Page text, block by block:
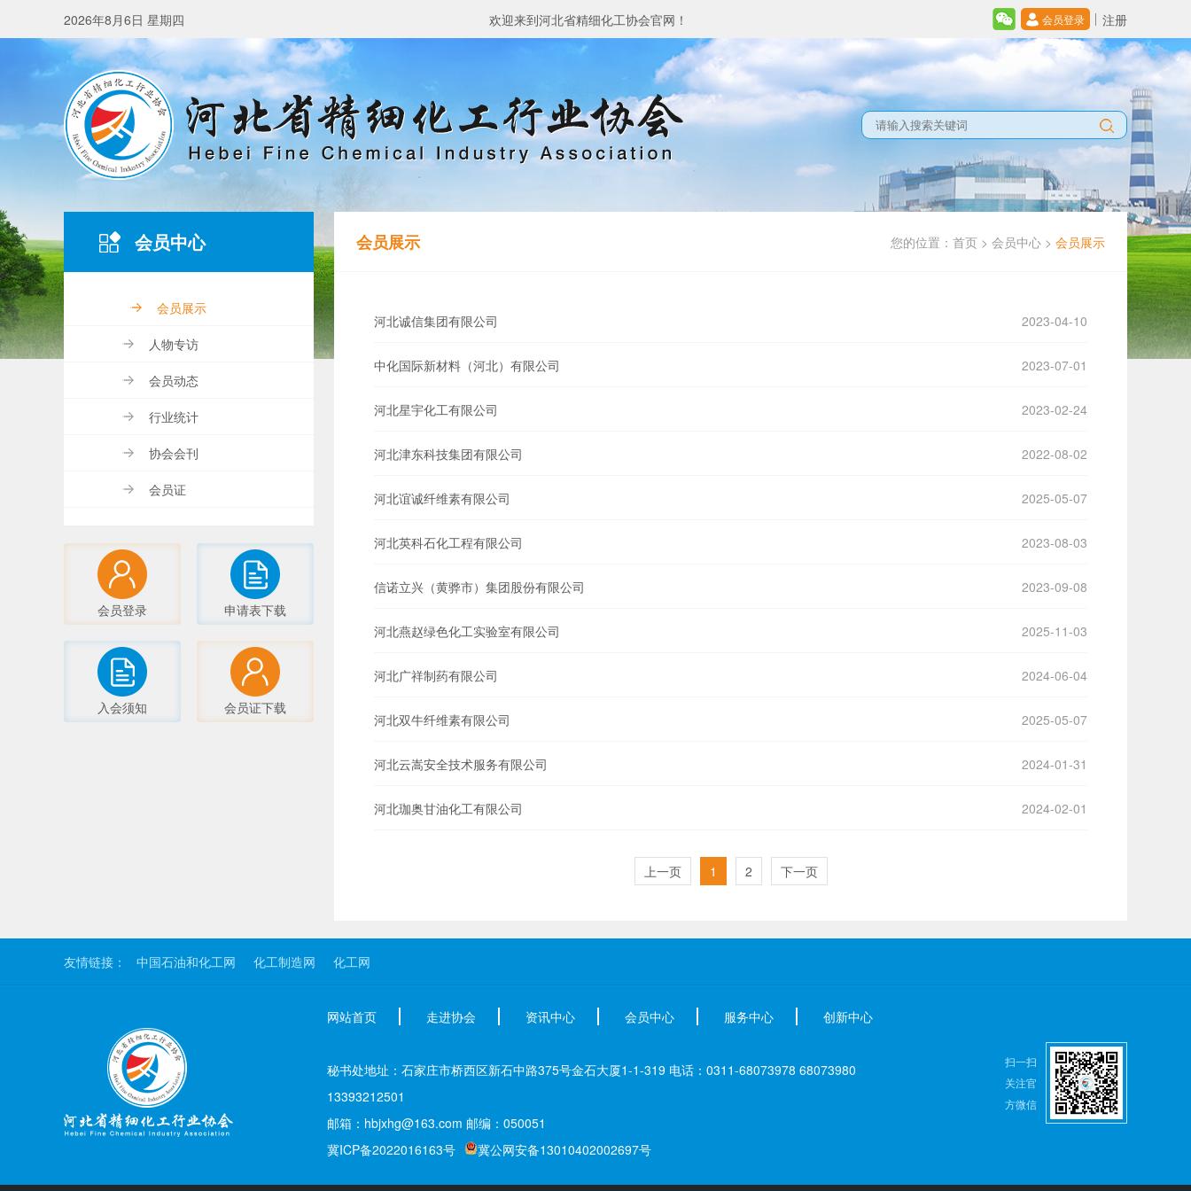
2026年8月6日 星期四 欢迎来到河北省精细化工协会官网！ 会员登录 注册
会员中心
会员展示
人物专访
会员动态
行业统计
协会会刊
会员证
会员登录 申请表下载
入会须知 会员证下载
您的位置： 首页 > 会员中心 > 会员展示
会员展示
河北诚信集团有限公司 2023-04-10
中化国际新材料（河北）有限公司 2023-07-01
河北星宇化工有限公司 2023-02-24
河北津东科技集团有限公司 2022-08-02
河北谊诚纤维素有限公司 2025-05-07
河北英科石化工程有限公司 2023-08-03
信诺立兴（黄骅市）集团股份有限公司 2023-09-08
河北燕赵绿色化工实验室有限公司 2025-11-03
河北广祥制药有限公司 2024-06-04
河北双牛纤维素有限公司 2025-05-07
河北云嵩安全技术服务有限公司 2024-01-31
河北珈奥甘油化工有限公司 2024-02-01
上一页 1 2 下一页
友情链接： 中国石油和化工网 化工制造网 化工网
网站首页 走进协会 资讯中心 会员中心 服务中心 创新中心
秘书处地址：石家庄市桥西区新石中路375号金石大厦1-1-319 电话：0311-68073978 68073980
13393212501
邮箱：hbjxhg@163.com 邮编：050051
冀ICP备2022016163号
冀公网安备13010402002697号
扫一扫
关注官
方微信